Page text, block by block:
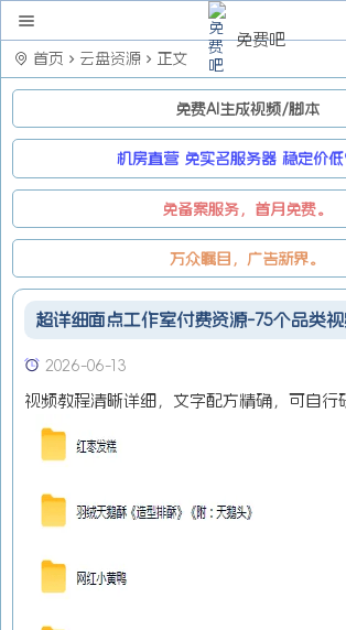
免费吧
首页 云盘资源 正文
免费AI生成视频/脚本
机房直营 免实名服务器 稳定价
免备案服务，首月免费。
万众瞩目，广告新界。
超详细面点工作室付费资源-75个品类
2026-06-13
视频教程清晰详细，文字配方精确，可自行